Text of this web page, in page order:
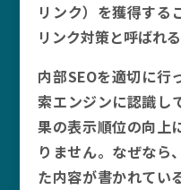
リンク）を獲得する
リンク対策と呼ばれ
内部SEOを適切に行
索エンジンに認識し
果の表示順位の向上
りません。なぜなら
た内容が書かれてい